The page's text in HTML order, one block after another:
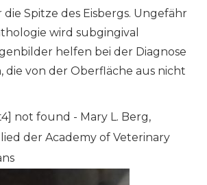
die Spitze des Eisbergs. Ungefähr
wird subgingival
helfen bei der Diagnose
die von der Oberfläche aus nicht
not found - Mary L. Berg,
der Academy of Veterinary